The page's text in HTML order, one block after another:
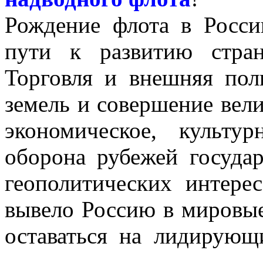
Рождение флота в
пути к развитию
Торговля и внешняя
земель и совершение
экономическое,
оборона рубежей
геополитических
вывело Россию в
оставаться на